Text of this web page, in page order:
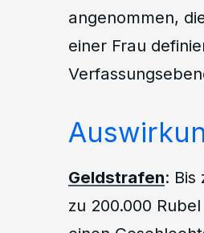
angenommen,
einer Frau
Geldstrafen: Bis
zu 200.000